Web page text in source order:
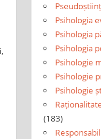
Psihologia
Psihologia
Psihologia
Psihologie
Psihologie
Psihologie
(183)